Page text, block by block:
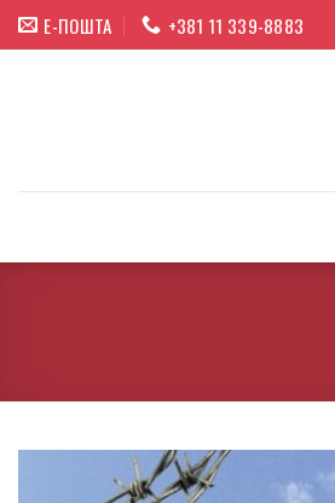
Прескочи
на
Е-ПОШТА +381 11 339-8883